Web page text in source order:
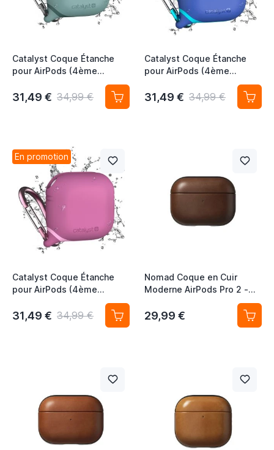
Catalyst Coque Étanche
pour AirPods (4ème
Génération) - Vert Marin
31,49 € 34,99 €
Catalyst Coque Étanche
pour AirPods (4ème
Génération) - Bleu Indigo
31,49 € 34,99 €
En promotion
Catalyst Coque Étanche
pour AirPods (4ème
31,49 € 34,99 €
Nomad Coque en Cuir
Moderne AirPods Pro 2 -
29,99 €